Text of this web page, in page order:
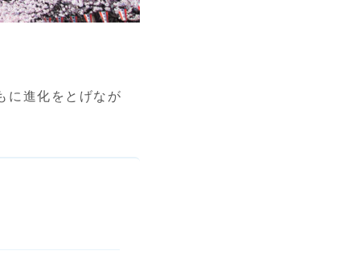
に進化をとげなが